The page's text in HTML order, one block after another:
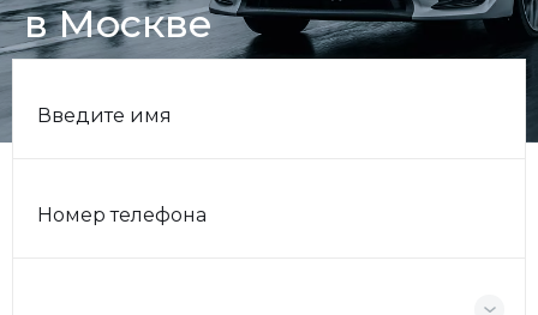
в Москве
Введите имя
Номер телефона